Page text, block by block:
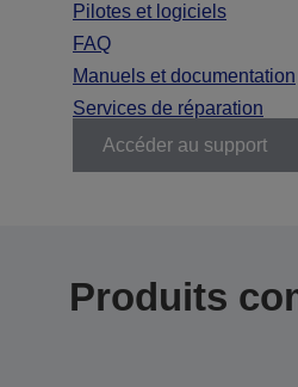
Pilotes et logiciels
FAQ
Manuels et documentation
Services de réparation
Accéder au support
Produits